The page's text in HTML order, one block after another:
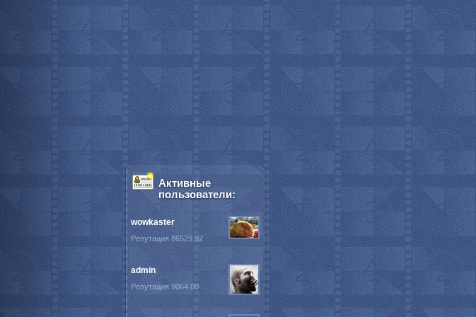
Активные
пользователи:
wowkaster
Репутация 86529.92
admin
Репутация 9064.00